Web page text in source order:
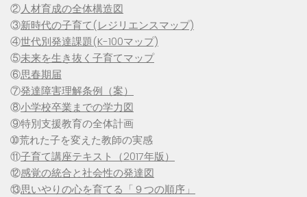
②人材育成の全体構造図
③新時代の子育て(レジリエンスマップ)
④世代別発達課題(K-100マップ)
⑤未来を生き抜く子育てマップ
⑥思春期届
⑦発達障害理解条例（案）
⑧小学校卒業までの学力図
⑨特別支援教育の全体計画
➉荒れた子を変えた教師の実感
⑪子育て講座テキスト（2017年版）
⑫感覚の統合と社会性の発達図
⑬思いやりの心を育てる「９つの順序」